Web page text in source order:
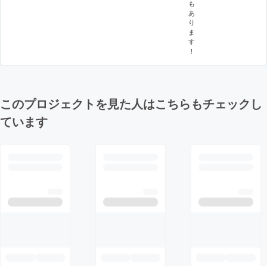
も
あ
り
ま
す
！
このプロジェクトを見た人はこちらもチェックし
ています